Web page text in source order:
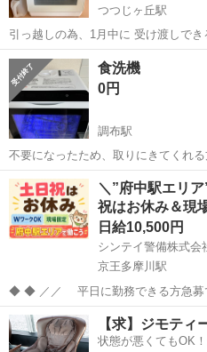
つつじヶ丘駅
引っ越しの為、1月中に 受け渡しで
さんのものお譲りいたしますので 他
THANKOの食洗機です。 写真で詳細ご確認ください。 食洗機用洗剤
もお付けしますので...
東京 調布市 つつじヶ丘駅
食洗機
0円
調布駅
不要になったため、取りにきてくれる方
機 卓上食器洗い乾燥機 HAVA 洗碗机
道給水 ５つの洗浄コース ベビーケ
洗浄 省スペ...
東京 調布市 調布駅 キッ
＼”府中駅エリ
祝はお休み＆現
日給10,500円
京王多摩川駅
◆ ◆ ／／ 平日に勤務できる方急募です！！ 土日祝はお休みで
す！ 今回の募集エリアは…「府中
続けやすい♪♪ ＼＼ 『シフトが削られた…』 『思うように稼げな
い…』 ということはあ...
東京 調布市 京王多摩川駅
【求】ジモティ
状態が悪くてもOK